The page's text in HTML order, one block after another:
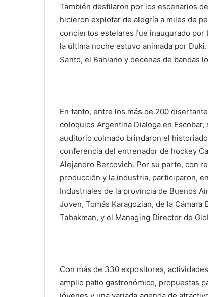
También desfilaron por los escenarios
hicieron explotar de alegría a miles de
conciertos estelares fue inaugurado por
la última noche estuvo animada por
Santo, el Bahiano y decenas de bandas
En tanto, entre los más de 200
coloquios Argentina Dialoga en
auditorio colmado brindaron el
conferencia del entrenador de hockey
Alejandro Bercovich. Por su parte, con
producción y la industria, participaron,
Industriales de la provincia de Buenos
Joven, Tomás Karagozian, de la Cámara
Tabakman, y el Managing Director de
Con más de 330 expositores,
amplio patio gastronómico, propuestas